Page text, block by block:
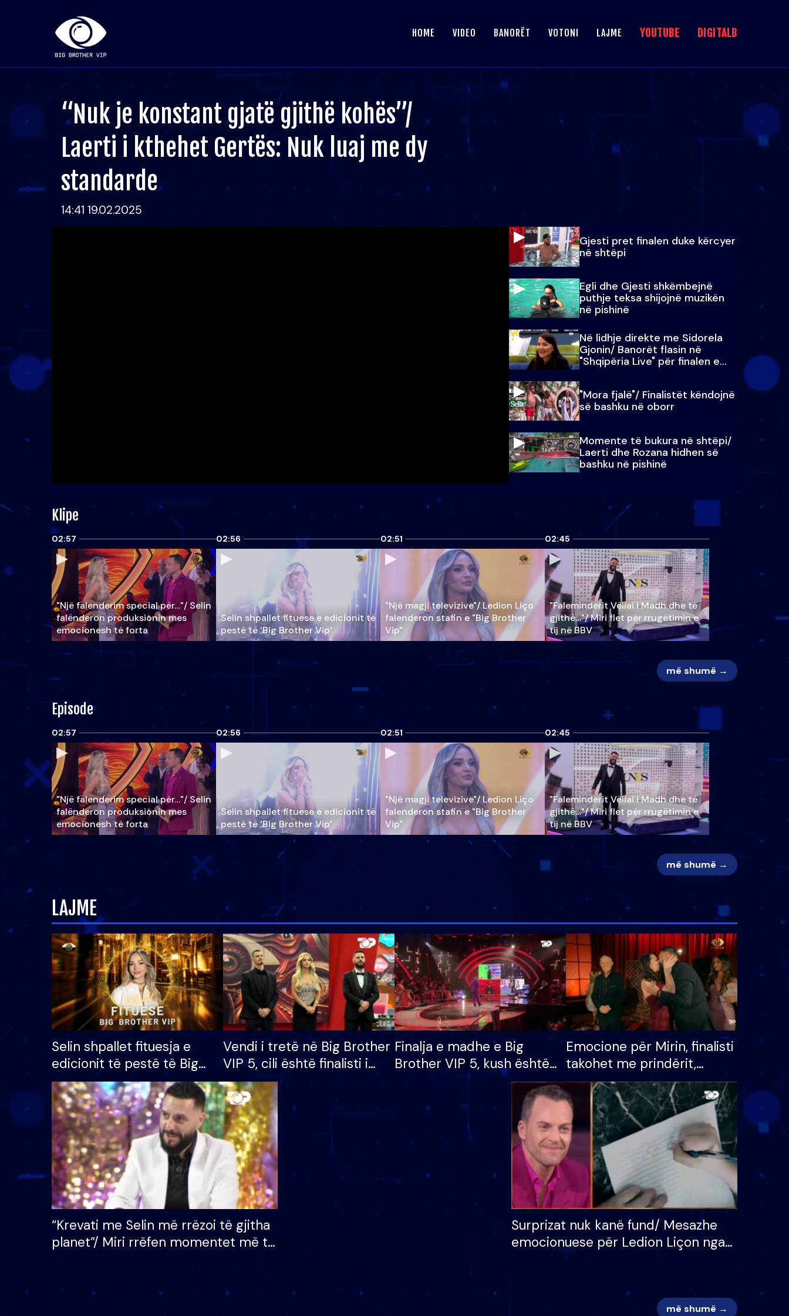
HOME VIDEO BANORËT VOTONI LAJME YOUTUBE DIGITALB
“Nuk je konstant gjatë gjithë kohës”/
Laerti i kthehet Gertës: Nuk luaj me dy
standarde
14:41 19.02.2025
Gjesti pret finalen duke kërcyer
në shtëpi
Egli dhe Gjesti shkëmbejnë
puthje teksa shijojnë muzikën
në pishinë
Në lidhje direkte me Sidorela
Gjonin/ Banorët flasin në
"Shqipëria Live" për finalen e
madhe
"Mora fjalë"/ Finalistët këndojnë
së bashku në oborr
Momente të bukura në shtëpi/
Laerti dhe Rozana hidhen së
bashku në pishinë
Klipe
02:57
"Një falenderim special për…"/ Selin
falënderon produksionin mes
emocionesh të forta
02:56
Selin shpallet fituese e edicionit të
pestë të ‘Big Brother Vip’
02:51
"Një magji televizive"/ Ledion Liço
falenderon stafin e "Big Brother
Vip"
02:45
"Faleminderit Vëllai i Madh dhe të
gjithë…"/ Miri flet për rrugëtimin e
tij në BBV
më shumë →
Episode
02:57
"Një falenderim special për…"/ Selin
falënderon produksionin mes
emocionesh të forta
02:56
Selin shpallet fituese e edicionit të
pestë të ‘Big Brother Vip’
02:51
"Një magji televizive"/ Ledion Liço
falenderon stafin e "Big Brother
Vip"
02:45
"Faleminderit Vëllai i Madh dhe të
gjithë…"/ Miri flet për rrugëtimin e
tij në BBV
më shumë →
LAJME
Selin shpallet fituesja e
edicionit të pestë të Big
Brother VIP, rrëmben
çmimin e madh prej 100
mijë eurosh
Vendi i tretë në Big Brother
VIP 5, cili është finalisti i
radhës që lë shtëpinë
Finalja e madhe e Big
Brother VIP 5, kush është
banori i parë që lë shtëpinë
dhe humb mundësinë për
të fituar çmimin e madh
Emocione për Mirin, finalisti
takohet me prindërit,
vajzën dhe bashkëshorten:
S’kemi ndonjë letër divorci
apo jo?
“Krevati me Selin më rrëzoi të gjitha
planet”/ Miri rrëfen momentet më të
bukura në shtëpinë e BB VIP: Do më
Surprizat nuk kanë fund/ Mesazhe
emocionuese për Ledion Liçon nga
nëna dhe fëmijët e tij, moderatori
më shumë →